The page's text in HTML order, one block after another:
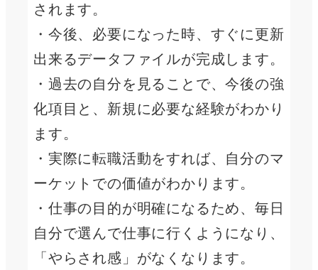
されます。
・今後、必要になった時、すぐに更新
出来るデータファイルが完成します。
・過去の自分を見ることで、今後の強
化項目と、新規に必要な経験がわかり
ます。
・実際に転職活動をすれば、自分のマ
ーケットでの価値がわかります。
・仕事の目的が明確になるため、毎日
自分で選んで仕事に行くようになり、
「やらされ感」がなくなります。